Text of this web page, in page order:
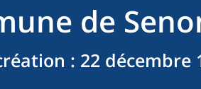
de
: 22 décembre